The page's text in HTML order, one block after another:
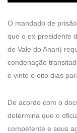
O mandado de
que o ex-presidente
de Vale do Anari)
condenação
e vinte e oito dias
De acordo com o
determina que o
competente e seus